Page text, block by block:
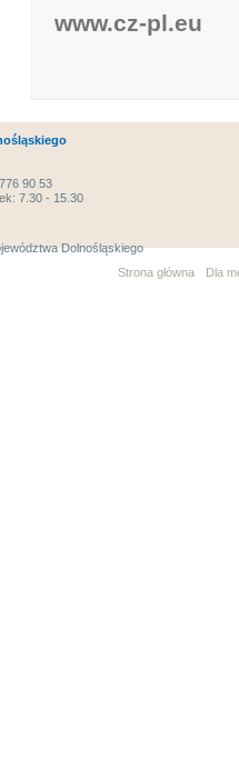
www.cz-pl.eu
90 53
7.30 - 15.30
Dolnośląskiego
Strona główna
Dla